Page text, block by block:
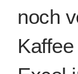
noch